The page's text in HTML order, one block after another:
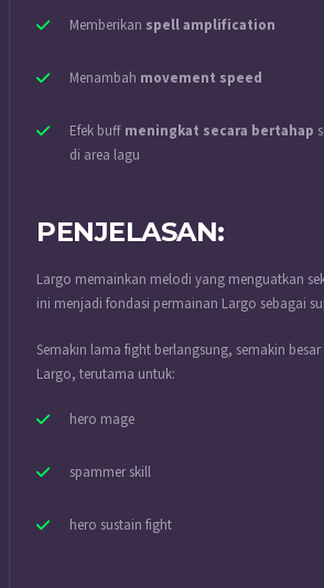
Memberikan spell amplification
Menambah movement speed
Efek buff meningkat secara bertahap
di area lagu
PENJELASAN:
Largo memainkan melodi yang menguatkan
ini menjadi fondasi permainan Largo sebagai
Semakin lama fight berlangsung, semakin
Largo, terutama untuk:
hero mage
spammer skill
hero sustain fight